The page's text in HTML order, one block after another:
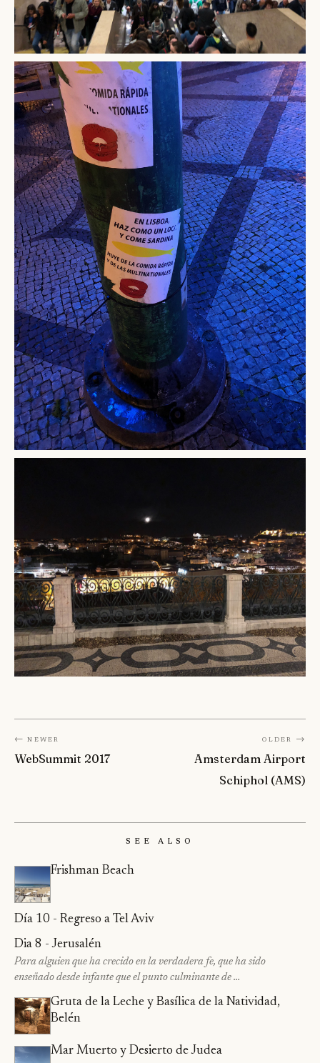
← Newer
WebSummit 2017
Older →
Amsterdam Airport
Schiphol (AMS)
See Also
Frishman Beach
Día 10 - Regreso a Tel Aviv
Dia 8 - Jerusalén
Para alguien que ha crecido en la verdadera fe, que ha sido
enseñado desde infante que el punto culminante de …
Gruta de la Leche y Basílica de la Natividad,
Belén
Mar Muerto y Desierto de Judea